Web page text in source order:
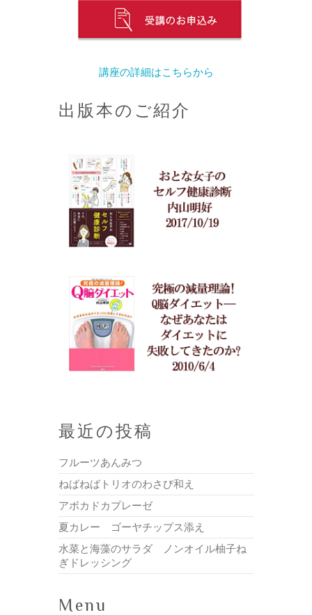
講座の詳細はこちらから
出版本のご紹介
最近の投稿
フルーツあんみつ
ねばねばトリオのわさび和え
アボカドカプレーゼ
夏カレー ゴーヤチップス添え
水菜と海藻のサラダ ノンオイル柚子ね
ぎドレッシング
Menu